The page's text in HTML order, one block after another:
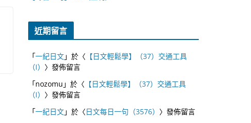
近期留言
「一紀日文」於〈 【日文輕鬆學】（37）交通工具
（I） 〉發佈留言
「nozomu 」於〈 【日文輕鬆學】（37）交通工具
（I） 〉發佈留言
「一紀日文」於〈日文每日一句（3576） 〉發佈留言